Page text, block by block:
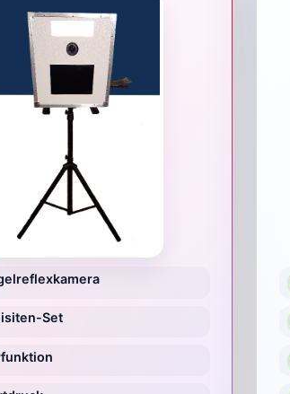
Set